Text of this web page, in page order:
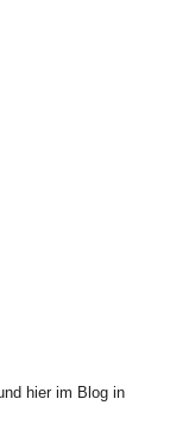
hier im Blog in